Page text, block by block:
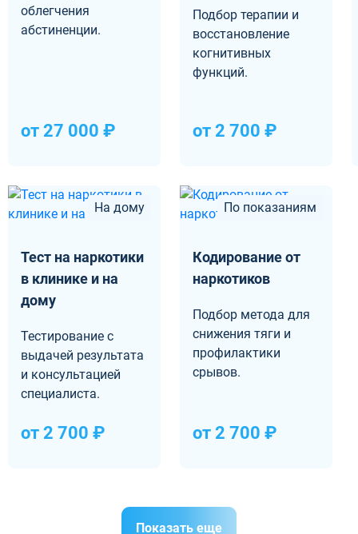
облегчения
абстиненции.
от 27 000 ₽
Подбор терапии и
восстановление
когнитивных
функций.
от 2 700 ₽
На дому
Тест на наркотики
в клинике и на
дому
Тестирование с
выдачей результата
и консультацией
специалиста.
от 2 700 ₽
По показаниям
Кодирование от
наркотиков
Подбор метода для
снижения тяги и
профилактики
срывов.
от 2 700 ₽
Показать еще